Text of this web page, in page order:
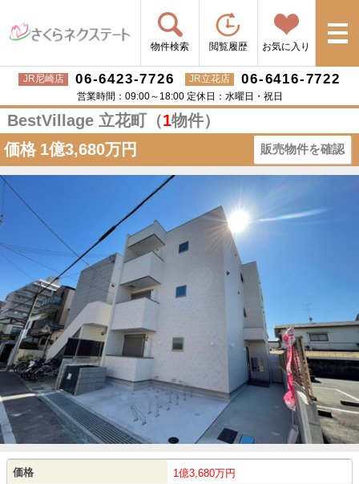
物件検索 閲覧履歴 お気に入り
JR尼崎店 06-6423-7726 JR立花店 06-6416-7722
営業時間：09:00～18:00 定休日：水曜日・祝日
BestVillage 立花町（1物件）
価格 1億3,680万円 販売物件を確認
価格 1億3,680万円